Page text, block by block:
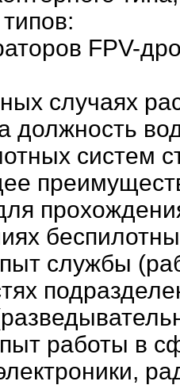
FPV-
случаях
должность
систем
службы
работы в